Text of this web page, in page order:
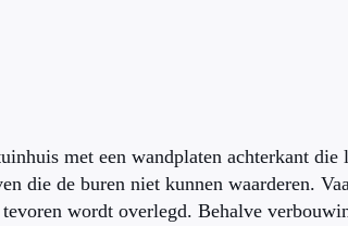
met een wandplaten achterkant
die de buren niet kunnen waarderen.
wordt overlegd. Behalve